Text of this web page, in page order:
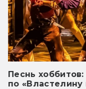
Песнь
по «Властелину